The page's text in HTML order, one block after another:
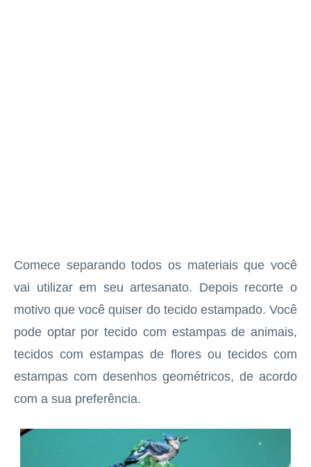
Comece separando todos os materiais que você
vai utilizar em seu artesanato. Depois recorte o
motivo que você quiser do tecido estampado. Você
pode optar por tecido com estampas de animais,
tecidos com estampas de flores ou tecidos com
estampas com desenhos geométricos, de acordo
com a sua preferência.